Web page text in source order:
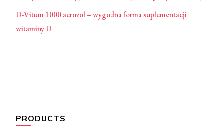
D-Vitum 1000 aerozol – wygodna forma suplementacji
witaminy D
PRODUCTS